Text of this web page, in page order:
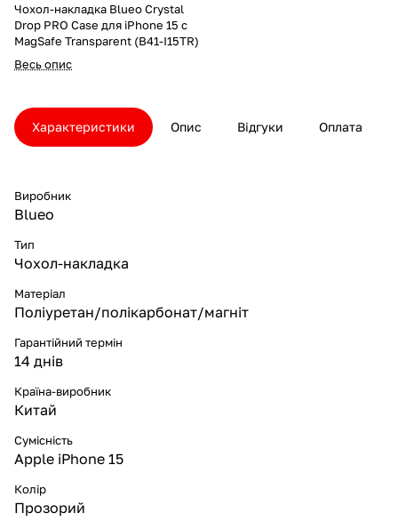
Чохол-накладка Blueo Crystal
Drop PRO Case для iPhone 15 с
MagSafe Transparent (B41-I15TR)
Весь опис
Характеристики Опис Відгуки Оплата
Виробник
Blueo
Тип
Чохол-накладка
Матеріал
Поліуретан/полікарбонат/магніт
Гарантійний термін
14 днів
Країна-виробник
Китай
Сумісність
Apple iPhone 15
Колір
Прозорий